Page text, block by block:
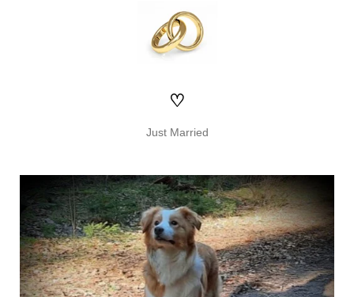
♡
Just Married